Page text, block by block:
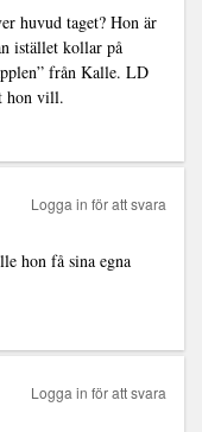
huvud taget? Hon är
istället kollar på
från Kalle. LD
hon vill.
hon få sina egna
Logga in för att svara
Logga in för att svara